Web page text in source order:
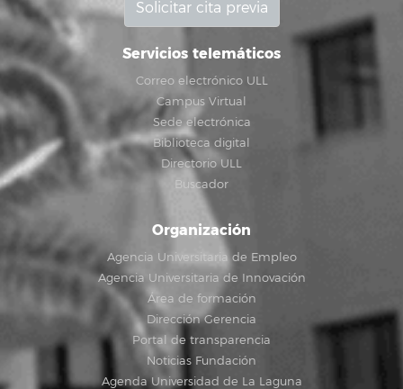
Solicitar cita previa
Servicios telemáticos
Correo electrónico ULL
Campus Virtual
Sede electrónica
Biblioteca digital
Directorio ULL
Buscador
Organización
Agencia Universitaria de Empleo
Agencia Universitaria de Innovación
Área de formación
Dirección Gerencia
Portal de transparencia
Noticias Fundación
Agenda Universidad de La Laguna